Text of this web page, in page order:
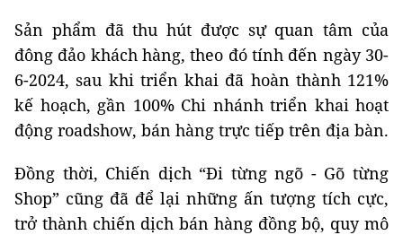
Sản phẩm đã thu hút được sự quan tâm của
đông đảo khách hàng, theo đó tính đến ngày 30-
6-2024, sau khi triển khai đã hoàn thành 121%
kế hoạch, gần 100% Chi nhánh triển khai hoạt
động roadshow, bán hàng trực tiếp trên địa bàn.
Đồng thời, Chiến dịch “Đi từng ngõ - Gõ từng
Shop” cũng đã để lại những ấn tượng tích cực,
trở thành chiến dịch bán hàng đồng bộ, quy mô